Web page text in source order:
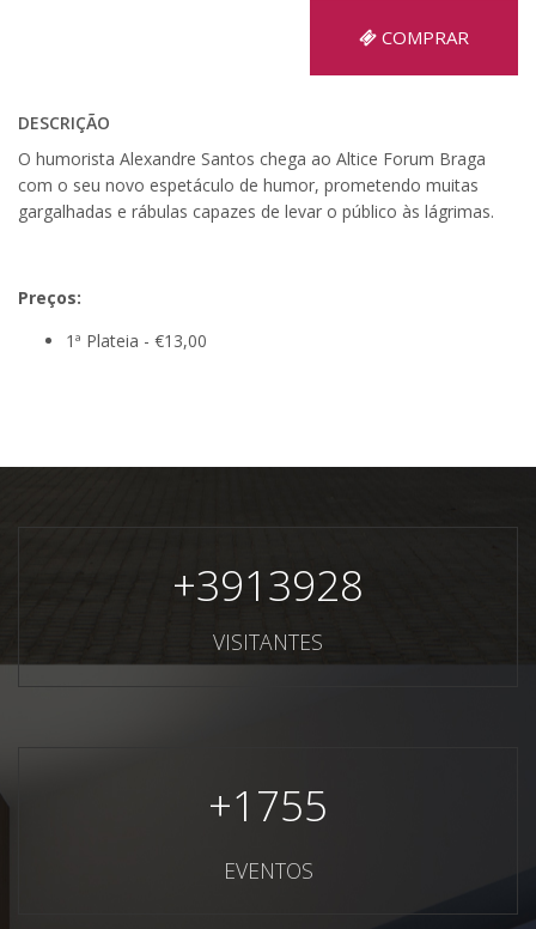
COMPRAR
DESCRIÇÃO
O humorista Alexandre Santos chega ao Altice Forum Braga
com o seu novo espetáculo de humor, prometendo muitas
gargalhadas e rábulas capazes de levar o público às lágrimas.
Preços:
1ª Plateia - €13,00
+3913928
VISITANTES
+1755
EVENTOS